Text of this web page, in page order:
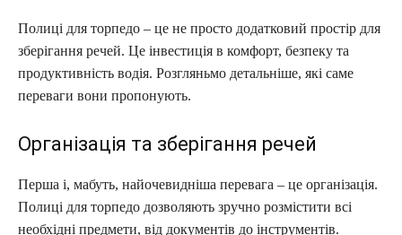
Полиці для торпедо – це не просто додатковий простір для
зберігання речей. Це інвестиція в комфорт, безпеку та
продуктивність водія. Розгляньмо детальніше, які саме
переваги вони пропонують.
Організація та зберігання речей
Перша і, мабуть, найочевидніша перевага – це організація.
Полиці для торпедо дозволяють зручно розмістити всі
необхідні предмети, від документів до інструментів.